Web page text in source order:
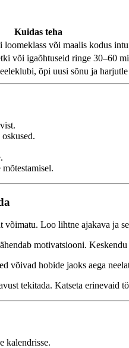
Kuidas teha
loomeklass või maalis kodus
või igaõhtuseid ringe 30–60
õpi uusi sõnu ja harjutle
võimatu. Loo lihtne ajakava ja
motivatsiooni.
võivad hobide jaoks aega
tekitada. Katseta
kalendrisse.